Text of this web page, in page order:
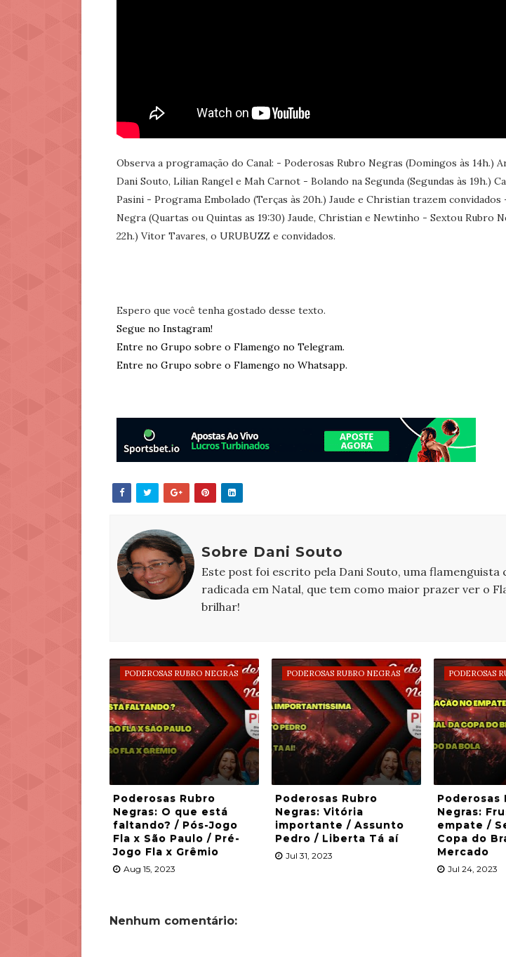
Observa a programação do Canal: - Poderosas Rubro Negras (Domingos às 14h.)
Dani Souto, Lilian Rangel e Mah Carnot - Bolando na Segunda (Segundas às 19h.)
Pasini - Programa Embolado (Terças às 20h.) Jaude e Christian trazem convidados
Negra (Quartas ou Quintas as 19:30) Jaude, Christian e Newtinho - Sextou Rubro
22h.) Vitor Tavares, o URUBUZZ e convidados.
Espero que você tenha gostado desse texto.
Segue no Instagram!
Entre no Grupo sobre o Flamengo no Telegram.
Entre no Grupo sobre o Flamengo no Whatsapp.
Sobre Dani Souto
Este post foi escrito pela Dani Souto, uma flamenguista
radicada em Natal, que tem como maior prazer ver o
brilhar!
PODEROSAS RUBRO NEGRAS
Poderosas Rubro
Negras: O que está
faltando? / Pós-Jogo
Fla x São Paulo / Pré-
Jogo Fla x Grêmio
Aug 15, 2023
PODEROSAS RUBRO NEGRAS
Poderosas Rubro
Negras: Vitória
importante / Assunto
Pedro / Liberta Tá aí
Jul 31, 2023
PODEROSAS
Poderosas
Negras:
empate /
Copa do
Mercado
Jul 24, 2023
Nenhum comentário: